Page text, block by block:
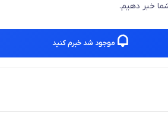
خبر دهیم.
موجود شد خبرم کنید